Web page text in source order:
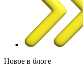
Новое в блоге